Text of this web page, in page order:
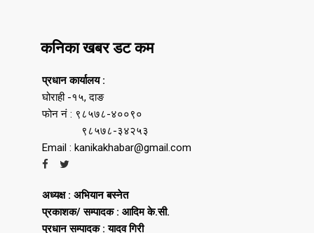
कनिका खबर डट कम
प्रधान कार्यालय :
घोराही -१५, दाङ
फोन नं : ९८५७८-४००९०
९८५७८-३४२५३
Email : kanikakhabar@gmail.com
अध्यक्ष : अभियान बस्नेत
प्रकाशक/ सम्पादक : आदिम के.सी.
प्रधान सम्पादक : यादव गिरी